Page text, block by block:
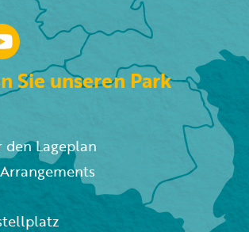
Sie unseren Park
den Lageplan